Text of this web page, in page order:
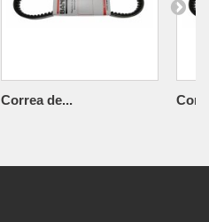
Correa de...